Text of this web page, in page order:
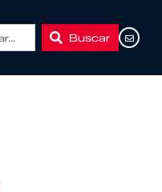
Buscar